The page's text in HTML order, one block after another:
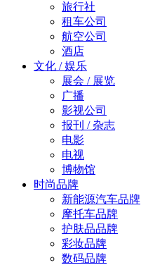
旅行社
租车公司
航空公司
酒店
文化 / 娱乐
展会 / 展览
广播
影视公司
报刊 / 杂志
电影
电视
博物馆
时尚品牌
新能源汽车品牌
摩托车品牌
护肤品品牌
彩妆品牌
数码品牌